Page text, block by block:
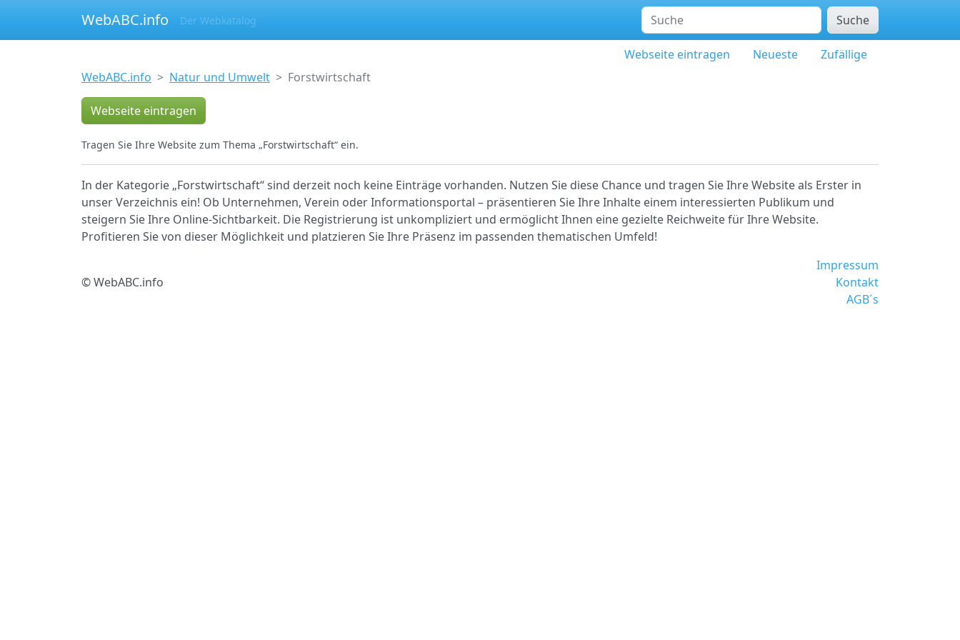
WebABC.info Der Webkatalog Suche
Webseite eintragen Neueste
Zufällige
WebABC.info
Natur und Umwelt Forstwirtschaft
Webseite eintragen
Tragen Sie Ihre Website zum Thema „Forstwirtschaft“ ein.
In der Kategorie „Forstwirtschaft“ sind derzeit noch keine Einträge vorhanden. Nutzen Sie diese Chance und tragen Sie Ihre Website als Erster in
unser Verzeichnis ein! Ob Unternehmen, Verein oder Informationsportal – präsentieren Sie Ihre Inhalte einem interessierten Publikum und
steigern Sie Ihre Online-Sichtbarkeit. Die Registrierung ist unkompliziert und ermöglicht Ihnen eine gezielte Reichweite für Ihre Website.
Profitieren Sie von dieser Möglichkeit und platzieren Sie Ihre Präsenz im passenden thematischen Umfeld!
© WebABC.info
Impressum
Kontakt
AGB´s